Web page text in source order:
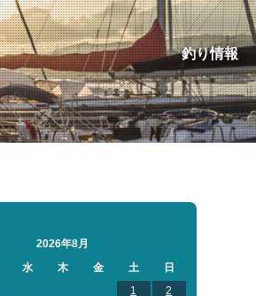
釣り情報
2026年8月
水 木 金 土
日
1
2